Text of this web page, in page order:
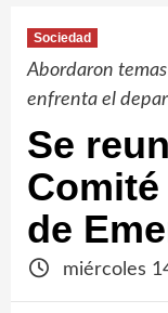
Sociedad
Abordaron
enfrenta el
Se
de
miércoles